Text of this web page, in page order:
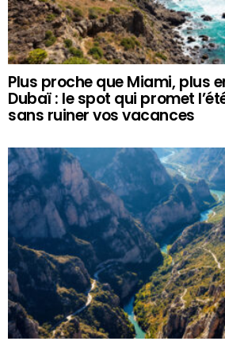
Plus proche que Miami, plus
Dubaï : le spot qui promet
sans ruiner vos vacances